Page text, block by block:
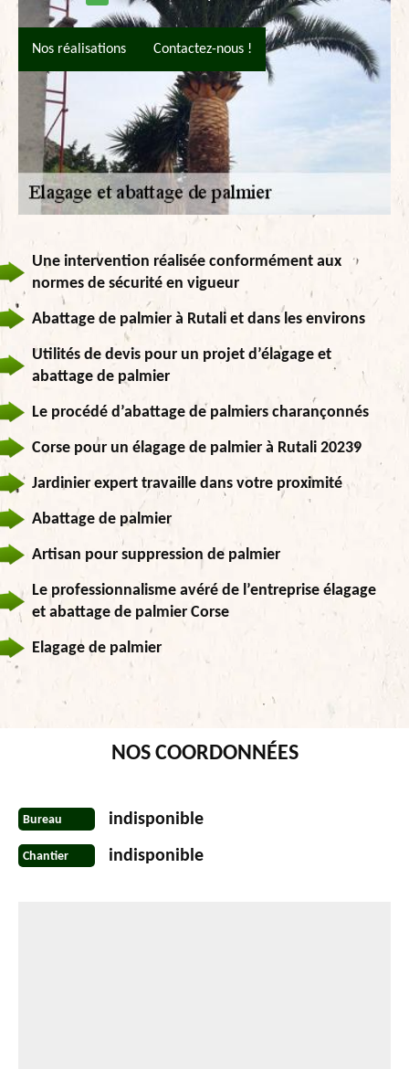
Nos réalisations Contactez-nous !
Une intervention réalisée conformément aux
normes de sécurité en vigueur
Abattage de palmier à Rutali et dans les environs
Utilités de devis pour un projet d’élagage et
abattage de palmier
Le procédé d’abattage de palmiers charançonnés
Corse pour un élagage de palmier à Rutali 20239
Jardinier expert travaille dans votre proximité
Abattage de palmier
Artisan pour suppression de palmier
Le professionnalisme avéré de l’entreprise élagage
et abattage de palmier Corse
Elagage de palmier
NOS COORDONNÉES
Bureau indisponible
Chantier indisponible